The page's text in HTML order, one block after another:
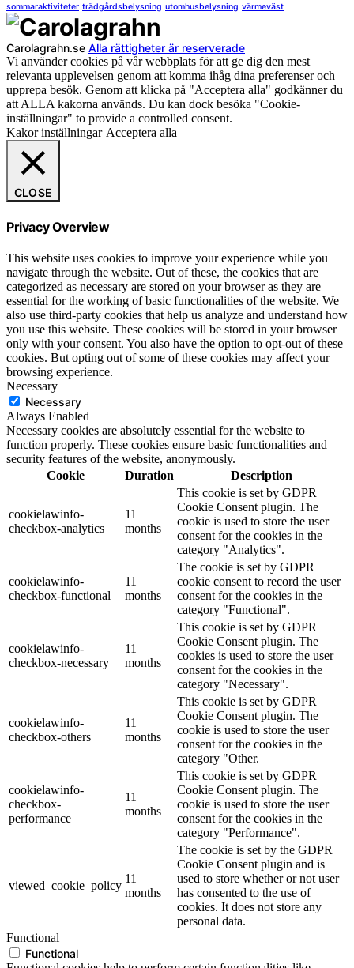
sommaraktiviteter trädgårdsbelysning utomhusbelysning värmeväst
Carolagrahn.se Alla rättigheter är reserverade
Vi använder cookies på vår webbplats för att ge dig den mest
relevanta upplevelsen genom att komma ihåg dina preferenser och
upprepa besök. Genom att klicka på "Acceptera alla" godkänner du
att ALLA kakorna används. Du kan dock besöka "Cookie-
inställningar" to provide a controlled consent.
Kakor inställningar Acceptera alla
CLOSE
Privacy Overview
This website uses cookies to improve your experience while you
navigate through the website. Out of these, the cookies that are
categorized as necessary are stored on your browser as they are
essential for the working of basic functionalities of the website. We
also use third-party cookies that help us analyze and understand how
you use this website. These cookies will be stored in your browser
only with your consent. You also have the option to opt-out of these
cookies. But opting out of some of these cookies may affect your
browsing experience.
Necessary
Necessary
Always Enabled
Necessary cookies are absolutely essential for the website to
function properly. These cookies ensure basic functionalities and
security features of the website, anonymously.
Cookie
Duration Description
cookielawinfo-
checkbox-analytics
11
months
This cookie is set by GDPR
Cookie Consent plugin. The
cookie is used to store the user
consent for the cookies in the
category "Analytics".
cookielawinfo-
checkbox-functional
11
months
The cookie is set by GDPR
cookie consent to record the user
consent for the cookies in the
category "Functional".
cookielawinfo-
checkbox-necessary
11
months
This cookie is set by GDPR
Cookie Consent plugin. The
cookies is used to store the user
consent for the cookies in the
category "Necessary".
cookielawinfo-
checkbox-others
11
months
This cookie is set by GDPR
Cookie Consent plugin. The
cookie is used to store the user
consent for the cookies in the
category "Other.
cookielawinfo-
checkbox-
performance
11
months
This cookie is set by GDPR
Cookie Consent plugin. The
cookie is used to store the user
consent for the cookies in the
category "Performance".
viewed_cookie_policy
11
months
The cookie is set by the GDPR
Cookie Consent plugin and is
used to store whether or not user
has consented to the use of
cookies. It does not store any
personal data.
Functional
Functional